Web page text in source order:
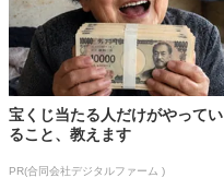
宝くじ当たる人だけがやってい
ること、教えます
PR(合同会社デジタルファーム )